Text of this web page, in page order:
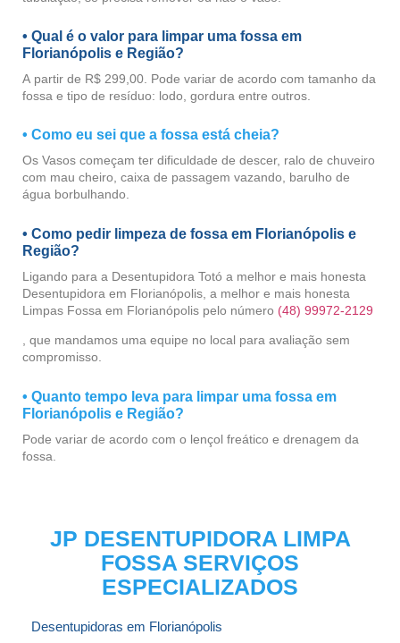
• Qual é o valor para limpar uma fossa em
Florianópolis e Região?
A partir de R$ 299,00. Pode variar de acordo com tamanho da
fossa e tipo de resíduo: lodo, gordura entre outros.
• Como eu sei que a fossa está cheia?
Os Vasos começam ter dificuldade de descer, ralo de chuveiro
com mau cheiro, caixa de passagem vazando, barulho de
água borbulhando.
• Como pedir limpeza de fossa em Florianópolis e
Região?
Ligando para a Desentupidora Totó a melhor e mais honesta
Desentupidora em Florianópolis, a melhor e mais honesta
Limpas Fossa em Florianópolis pelo número (48) 99972-2129
, que mandamos uma equipe no local para avaliação sem
compromisso.
• Quanto tempo leva para limpar uma fossa em
Florianópolis e Região?
Pode variar de acordo com o lençol freático e drenagem da
fossa.
JP DESENTUPIDORA LIMPA
FOSSA SERVIÇOS
ESPECIALIZADOS
Desentupidoras em Florianópolis